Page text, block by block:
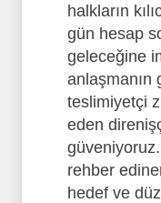
halkların
gün hesap
geleceğine
anlaşmanın
teslimiyetçi
eden
rehber
hedef ve